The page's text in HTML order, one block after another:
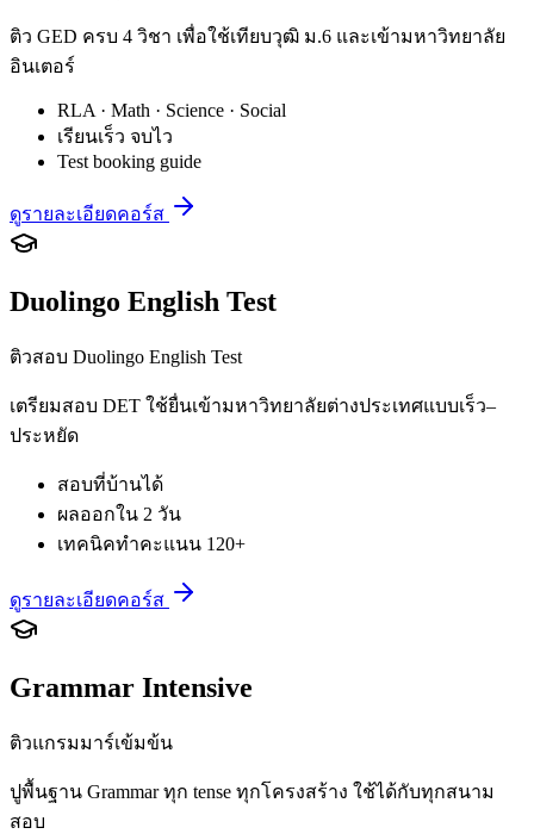
ติว GED ครบ 4 วิชา เพื่อใช้เทียบวุฒิ ม.6 และเข้ามหาวิทยาลัย
อินเตอร์
RLA · Math · Science · Social
เรียนเร็ว จบไว
Test booking guide
ดูรายละเอียดคอร์ส
Duolingo English Test
ติวสอบ Duolingo English Test
เตรียมสอบ DET ใช้ยื่นเข้ามหาวิทยาลัยต่างประเทศแบบเร็ว–
ประหยัด
สอบที่บ้านได้
ผลออกใน 2 วัน
เทคนิคทำคะแนน 120+
ดูรายละเอียดคอร์ส
Grammar Intensive
ติวแกรมมาร์เข้มข้น
ปูพื้นฐาน Grammar ทุก tense ทุกโครงสร้าง ใช้ได้กับทุกสนาม
สอบ